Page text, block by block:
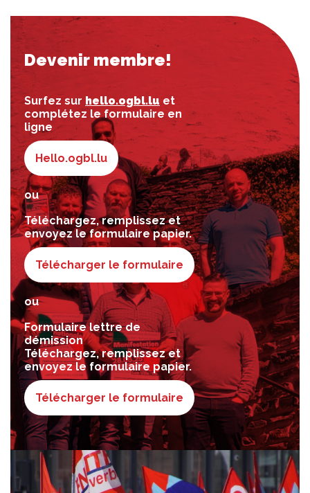
Devenir membre!
Surfez sur hello.ogbl.lu et
complétez le formulaire en
ligne
Hello.ogbl.lu
ou
Téléchargez, remplissez et
envoyez le formulaire papier.
Télécharger le formulaire
ou
Formulaire lettre de
démission
Téléchargez, remplissez et
envoyez le formulaire papier.
Télécharger le formulaire